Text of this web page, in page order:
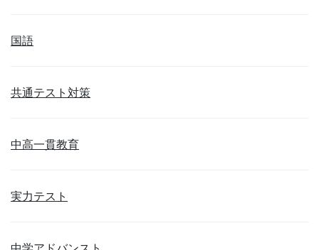
国語
共通テスト対策
中高一貫教育
実力テスト